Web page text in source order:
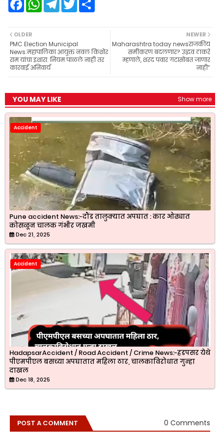
a
b
o
o
k
p
p
e
a
m
w
e
r
NEWER
Maharashtra today newsराजकीय
समीकरण बदलणार? उद्धव ठाकरे
म्हणाले, शरद पवार गटासोबत जाणार
नाही”
OLDER
PMC Election Municipal
News:महापालिका आयुक्त नवल किशोर
राम यांचा इशारा: नियम पाळले नाही तर
कारवाई अनिवार्य
YOU MAY LIKE Show more
Accident
Pune accident News:-दौंड तालुक्यात अपघात : कार ओढ्यात
कोसळून चालक गंभीर जखमी
Dec 21, 2025
Accident
HadapsarAccident / Road Accident / Crime News:-हडपसर येथे
पीएमपीएल बसच्या अपघातात महिला ठार, चालकाविरोधात गुन्हा
दाखल
Dec 18, 2025
POST A COMMENT 0 Comments